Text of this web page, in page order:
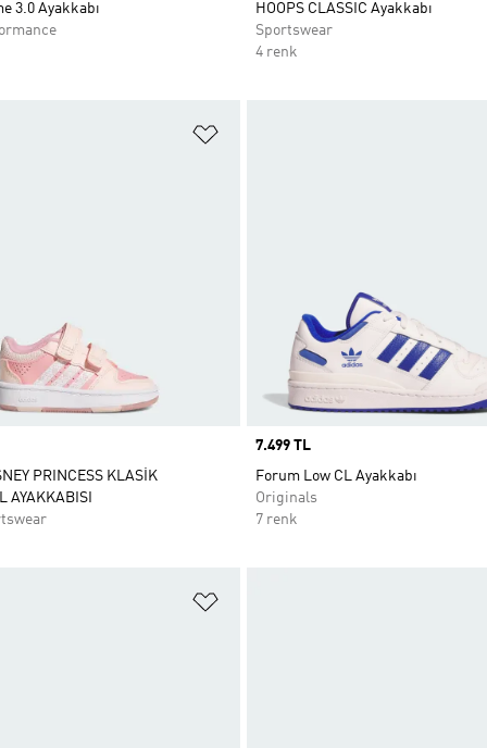
3.0 Ayakkabı
HOOPS CLASSIC Ayakkabı
Sportswear
4 renk
PRINCESS KLASİK
AYAKKABISI
Price
7.499 TL
Forum Low CL Ayakkabı
Originals
7 renk